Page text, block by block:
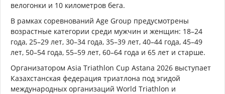
велогонки и 10 километров бега.
В рамках соревнований Age Group предусмотрены
возрастные категории среди мужчин и женщин: 18–24
года, 25–29 лет, 30–34 года, 35–39 лет, 40–44 года, 45–49
лет, 50–54 года, 55–59 лет, 60–64 года и 65 лет и старше.
Организатором Asia Triathlon Cup Astana 2026 выступает
Казахстанская федерация триатлона под эгидой
международных организаций World Triathlon и